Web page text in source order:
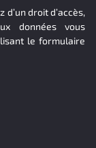
droit d’accès,
données vous
le formulaire